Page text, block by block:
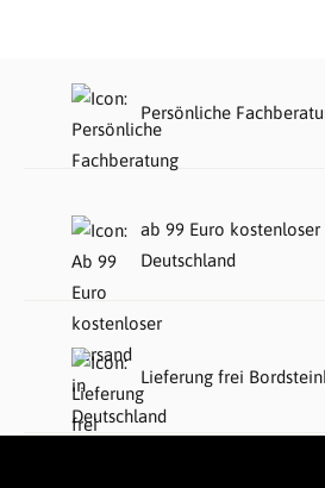
Persönliche
ab 99 Euro kostenloser
Deutschland
Lieferung frei